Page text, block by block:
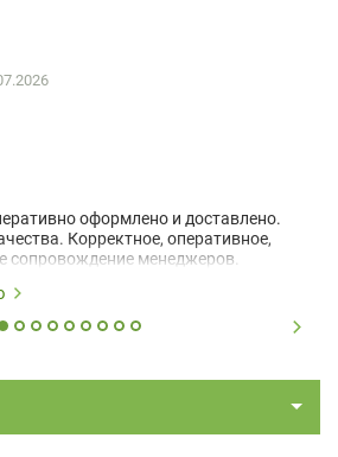
оформлено и доставлено.
Корректное, оперативное,
сопровождение менеджеров.